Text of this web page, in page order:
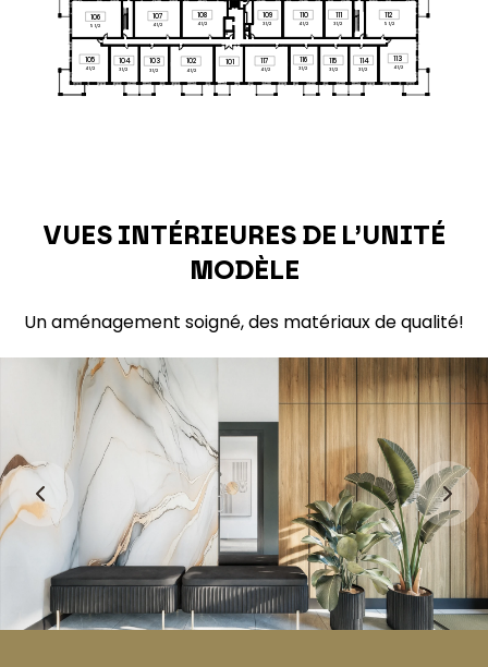
106 107 108 109 110 111 112
113
114
115
116
117
102
103
104
105 101
5 1/2 4 1/2 4 1/2 3 1/2 4 1/2 3 1/2 5 1/2
4 1/2
3 1/2
3 1/2
3 1/2
4 1/2
4 1/2
3 1/2
3 1/2
4 1/2
VUES INTÉRIEURES DE L’UNITÉ
MODÈLE
Un aménagement soigné, des matériaux de qualité!